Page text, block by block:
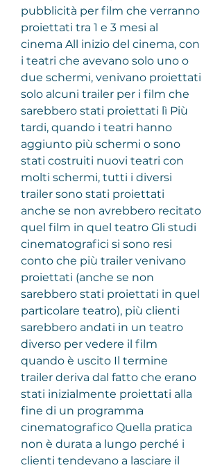
pubblicità per film che verranno
proiettati tra 1 e 3 mesi al
cinema All inizio del cinema, con
i teatri che avevano solo uno o
due schermi, venivano proiettati
solo alcuni trailer per i film che
sarebbero stati proiettati lì Più
tardi, quando i teatri hanno
aggiunto più schermi o sono
stati costruiti nuovi teatri con
molti schermi, tutti i diversi
trailer sono stati proiettati
anche se non avrebbero recitato
quel film in quel teatro Gli studi
cinematografici si sono resi
conto che più trailer venivano
proiettati (anche se non
sarebbero stati proiettati in quel
particolare teatro), più clienti
sarebbero andati in un teatro
diverso per vedere il film
quando è uscito Il termine
trailer deriva dal fatto che erano
stati inizialmente proiettati alla
fine di un programma
cinematografico Quella pratica
non è durata a lungo perché i
clienti tendevano a lasciare il